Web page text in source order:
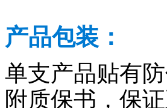
产品包装：
单支产品贴有
附质保书，保